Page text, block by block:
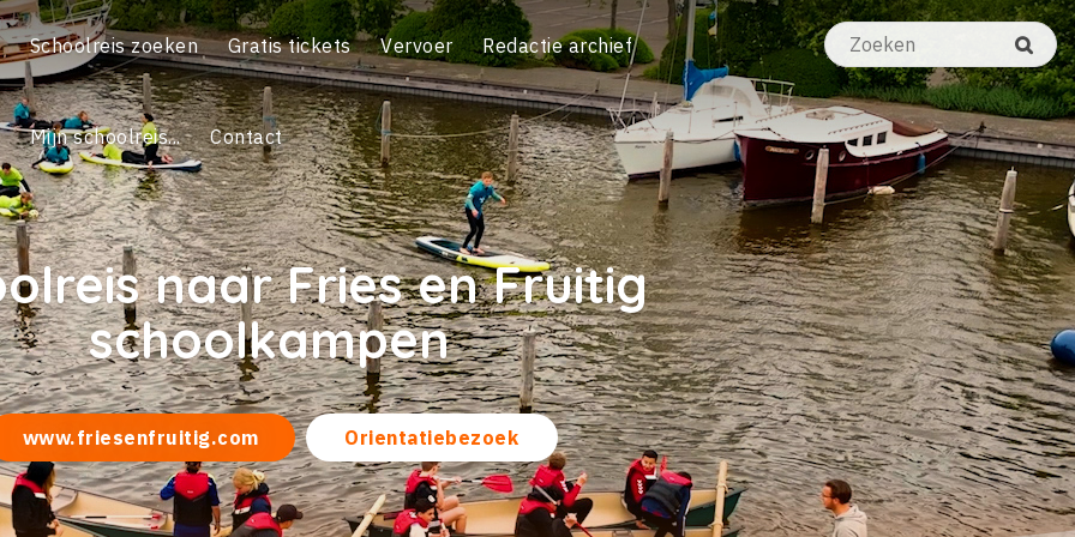
Schoolreis zoeken Gratis tickets Vervoer Redactie archief
Mijn schoolreis... Contact
naar Fries en Fruitig
schoolkampen
www.friesenfruitig.com Orientatiebezoek